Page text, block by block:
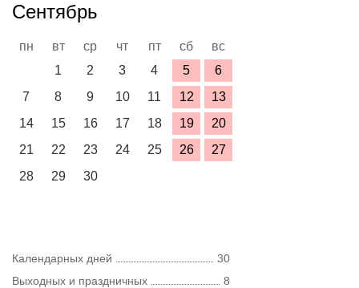
Сентябрь
пн вт ср чт пт сб
вс
1
2 3 4 5
6
7
8 9 10 11 12
13
14
15 16 17 18 19
20
21
22 23 24 25 26
27
28
29 30
Календарных дней
30
Выходных и праздничных
8